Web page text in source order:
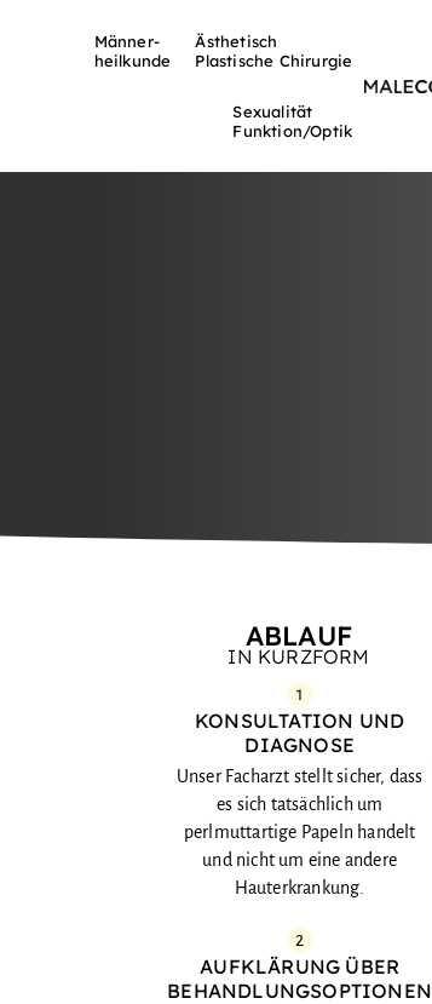
Männer-
heilkunde
Ästhetisch
Plastische Chirurgie
Sexualität
Funktion/Optik
ABLAUF
IN KURZFORM
1
KONSULTATION UND
DIAGNOSE
Unser Facharzt stellt sicher, dass
es sich tatsächlich um
perlmuttartige Papeln handelt
und nicht um eine andere
Hauterkrankung.
2
AUFKLÄRUNG ÜBER
BEHANDLUNGSOPTIONEN